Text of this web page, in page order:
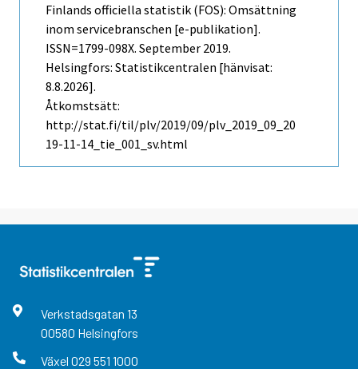
Finlands officiella statistik (FOS): Omsättning
inom servicebranschen [e-publikation].
ISSN=1799-098X. September 2019.
Helsingfors: Statistikcentralen [hänvisat:
8.8.2026].
Åtkomstsätt:
http://stat.fi/til/plv/2019/09/plv_2019_09_20
19-11-14_tie_001_sv.html
Verkstadsgatan 13
00580 Helsingfors
Växel 029 551 1000